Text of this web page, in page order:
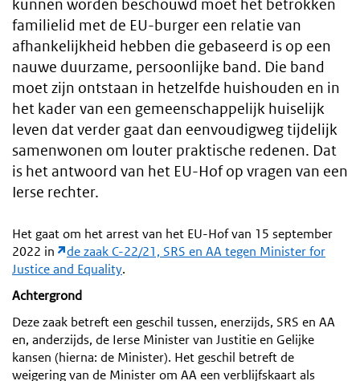
kunnen worden beschouwd moet het betrokken
familielid met de EU-burger een relatie van
afhankelijkheid hebben die gebaseerd is op een
nauwe duurzame, persoonlijke band. Die band
moet zijn ontstaan in hetzelfde huishouden en in
het kader van een gemeenschappelijk huiselijk
leven dat verder gaat dan eenvoudigweg tijdelijk
samenwonen om louter praktische redenen. Dat
is het antwoord van het EU-Hof op vragen van een
Ierse rechter.
Het gaat om het arrest van het EU-Hof van 15 september
2022 in
de zaak C-22/21, SRS en AA tegen Minister for
Justice and Equality.
Achtergrond
Deze zaak betreft een geschil tussen, enerzijds, SRS en AA
en, anderzijds, de Ierse Minister van Justitie en Gelijke
kansen (hierna: de Minister). Het geschil betreft de
weigering van de Minister om AA een verblijfskaart als